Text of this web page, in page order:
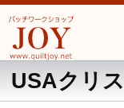
USAクリ